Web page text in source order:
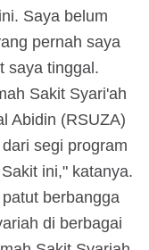
Saya belum
pernah saya
saya tinggal.
Sakit Syari'ah
Abidin (RSUZA)
segi program
ini," katanya.
berbangga
di berbagai